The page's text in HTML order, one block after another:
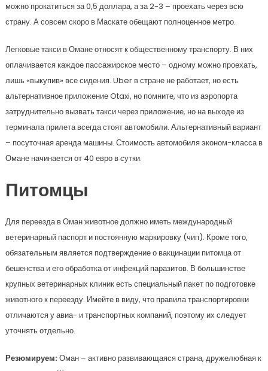
можно прокатиться за 0,5 доллара, а за 2-3 – проехать через всю
страну. А совсем скоро в Маскате обещают полноценное метро.
Легковые такси в Омане относят к общественному транспорту. В них
оплачивается каждое пассажирское место – одному можно проехать,
лишь «выкупив» все сидения. Uber в стране не работает, но есть
альтернативное приложение Otaxi, но помните, что из аэропорта
затруднительно вызвать такси через приложение, но на выходе из
терминала прилета всегда стоят автомобили. Альтернативный вариант
– посуточная аренда машины. Стоимость автомобиля эконом-класса в
Омане начинается от 40 евро в сутки.
Питомцы
Для переезда в Оман животное должно иметь международный
ветеринарный паспорт и постоянную маркировку (чип). Кроме того,
обязательным является подтверждение о вакцинации питомца от
бешенства и его обработка от инфекций паразитов. В большинстве
крупных ветеринарных клиник есть специальный пакет по подготовке
животного к переезду. Имейте в виду, что правила транспортировки
отличаются у авиа- и транспортных компаний, поэтому их следует
уточнять отдельно.
Резюмируем:Оман – активно развивающаяся страна, дружелюбная к